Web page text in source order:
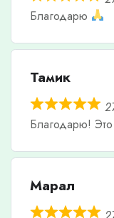
Благодарю
Тамик
Благодарю!
Марал